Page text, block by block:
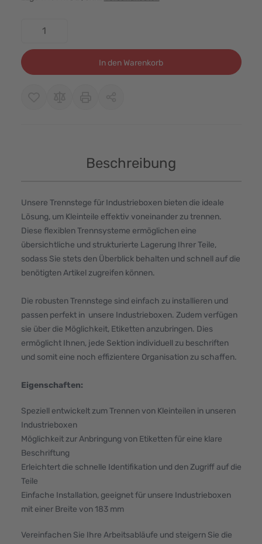
In den Warenkorb
Beschreibung
Unsere Trennstege für Industrieboxen bieten die ideale
Lösung, um Kleinteile effektiv voneinander zu trennen.
Diese flexiblen Trennsysteme ermöglichen eine
übersichtliche und strukturierte Lagerung Ihrer Teile,
sodass Sie stets den Überblick behalten und schnell auf die
benötigten Artikel zugreifen können.
Die robusten Trennstege sind einfach zu installieren und
passen perfekt in unsere Industrieboxen. Zudem verfügen
sie über die Möglichkeit, Etiketten anzubringen. Dies
ermöglicht Ihnen, jede Sektion individuell zu beschriften
und somit eine noch effizientere Organisation zu schaffen.
Eigenschaften:
Speziell entwickelt zum Trennen von Kleinteilen in unseren
Industrieboxen
Möglichkeit zur Anbringung von Etiketten für eine klare
Beschriftung
Erleichtert die schnelle Identifikation und den Zugriff auf die
Teile
Einfache Installation, geeignet für unsere Industrieboxen
mit einer Breite von 183 mm
Vereinfachen Sie Ihre Arbeitsabläufe und steigern Sie die